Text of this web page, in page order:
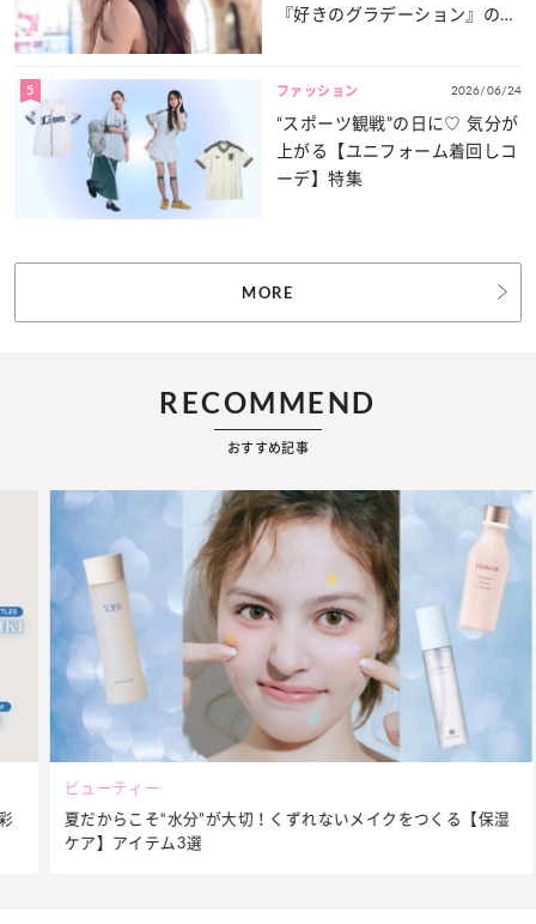
『好きのグラデーション』の魅
5 ファッション 2026/06/24
“スポーツ観戦”の日に♡ 気分が
上がる【ユニフォーム着回しコ
ーデ】特集
MORE
RECOMMEND
おすすめ記事
ビューティー
夏だからこそ“水分”が大切！くずれないメイクをつくる【保湿
ケア】アイテム3選